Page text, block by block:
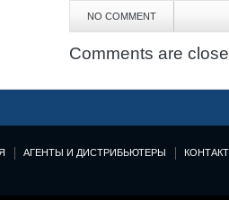
NO COMMENT
Comments are
АГЕНТЫ И ДИСТРИБЬЮТЕРЫ